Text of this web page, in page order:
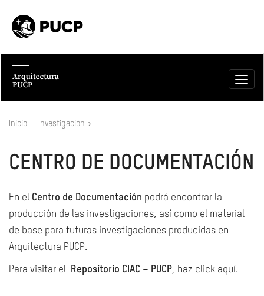
Inicio Investigación
CENTRO DE DOCUMENTACIÓN
En el Centro de Documentación podrá encontrar la
producción de las investigaciones, así como el material
de base para futuras investigaciones producidas en
Arquitectura PUCP.
Para visitar el Repositorio CIAC – PUCP, haz click aquí.